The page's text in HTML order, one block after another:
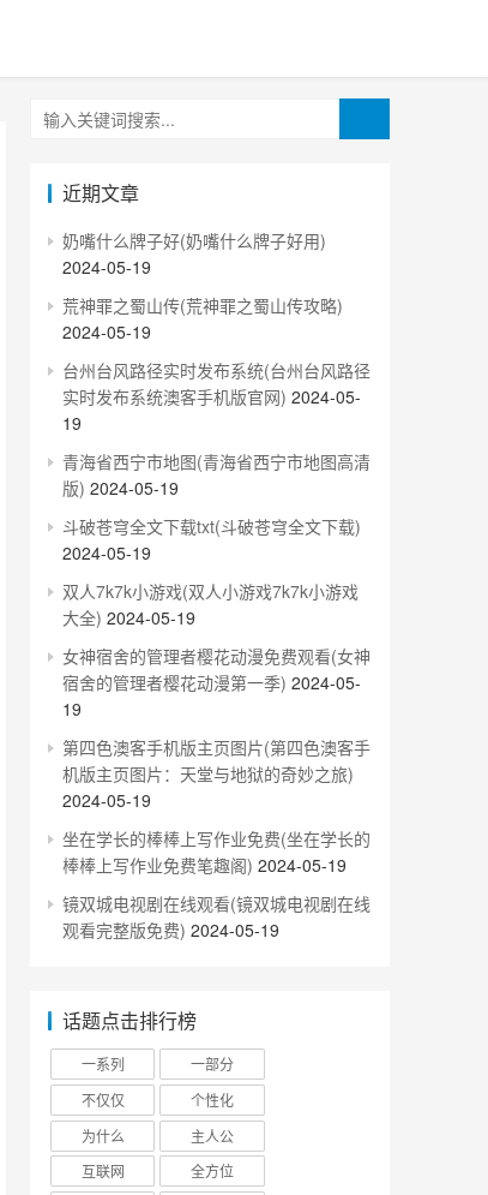
近期文章
奶嘴什么牌子好(奶嘴什么牌子好用)
2024-05-19
荒神罪之蜀山传(荒神罪之蜀山传攻略)
2024-05-19
台州台风路径实时发布系统(台州台风路径
实时发布系统澳客手机版官网) 2024-05-
19
青海省西宁市地图(青海省西宁市地图高清
版) 2024-05-19
斗破苍穹全文下载txt(斗破苍穹全文下载)
2024-05-19
双人7k7k小游戏(双人小游戏7k7k小游戏
大全) 2024-05-19
女神宿舍的管理者樱花动漫免费观看(女神
宿舍的管理者樱花动漫第一季) 2024-05-
19
第四色澳客手机版主页图片(第四色澳客手
机版主页图片：天堂与地狱的奇妙之旅)
2024-05-19
坐在学长的棒棒上写作业免费(坐在学长的
棒棒上写作业免费笔趣阁) 2024-05-19
镜双城电视剧在线观看(镜双城电视剧在线
观看完整版免费) 2024-05-19
话题点击排行榜
一系列
一部分
不仅仅
个性化
为什么
主人公
互联网
全方位